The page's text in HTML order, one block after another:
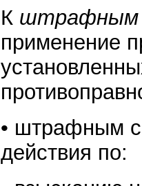
К штрафным
применение
• штрафным
действия по: